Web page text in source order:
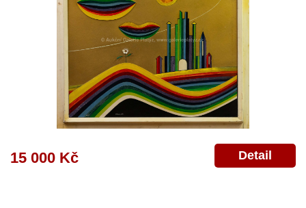
15 000 Kč Detail